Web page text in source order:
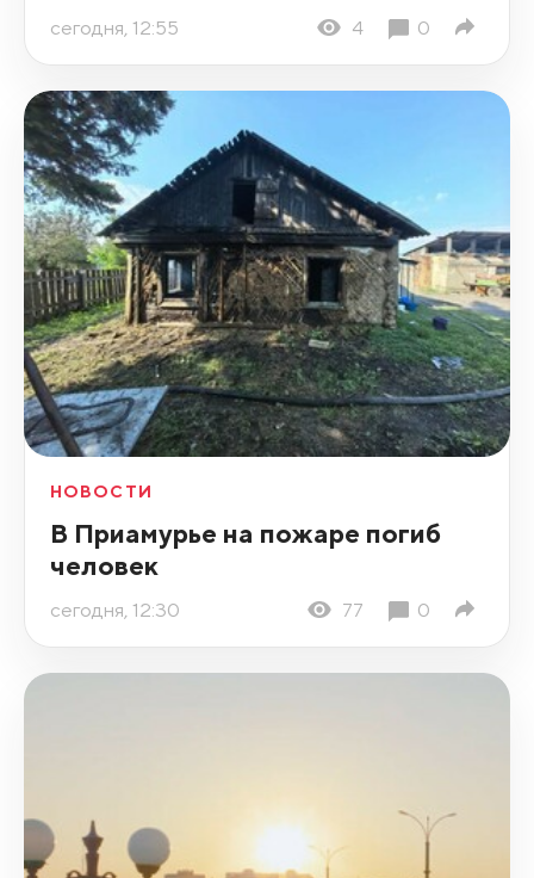
сегодня, 12:55 4 0
НОВОСТИ
В Приамурье на пожаре погиб
человек
сегодня, 12:30 77 0